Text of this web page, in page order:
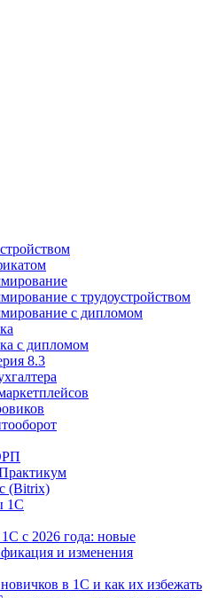
с трудоустройством
с дипломом
с дипломом
8.3
(Bitrix)
1С
с 2026 года: новые
и изменения
в 1С и как их избежать